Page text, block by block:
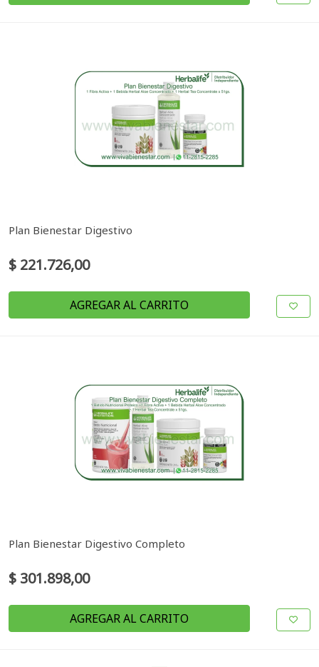
Plan Bienestar Digestivo
$ 221.726,00
AGREGAR AL CARRITO
Plan Bienestar Digestivo Completo
$ 301.898,00
AGREGAR AL CARRITO